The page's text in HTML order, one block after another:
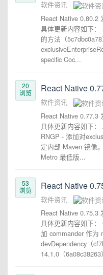
软件资讯
React Native 0.80.2
具体更新内容如下：
的方法（
specific Coc...
20
浏览
React Native
软件资讯
React Native 0.77.3
具体更新内容如下：
RNGP - 添加对
定内部 Maven 镜像
Metro 最低版...
53
浏览
React Native
软件资讯
React Native 0.75.3
具体更新内容如下：
加 commander 作为
devDependency（
14.1.0（